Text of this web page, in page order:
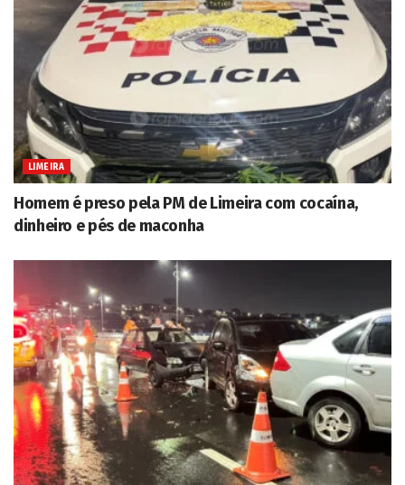
LIMEIRA
Homem é preso pela PM de Limeira com cocaína,
dinheiro e pés de maconha